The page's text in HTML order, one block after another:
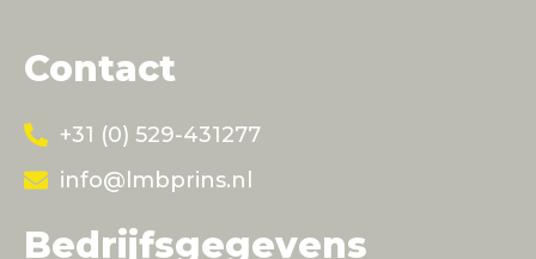
Contact
+31 (0) 529-431277
info@lmbprins.nl
Bedrijfsgegevens